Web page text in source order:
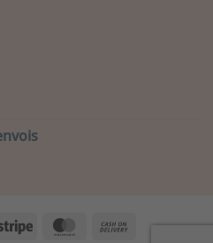
Stripe MasterCard